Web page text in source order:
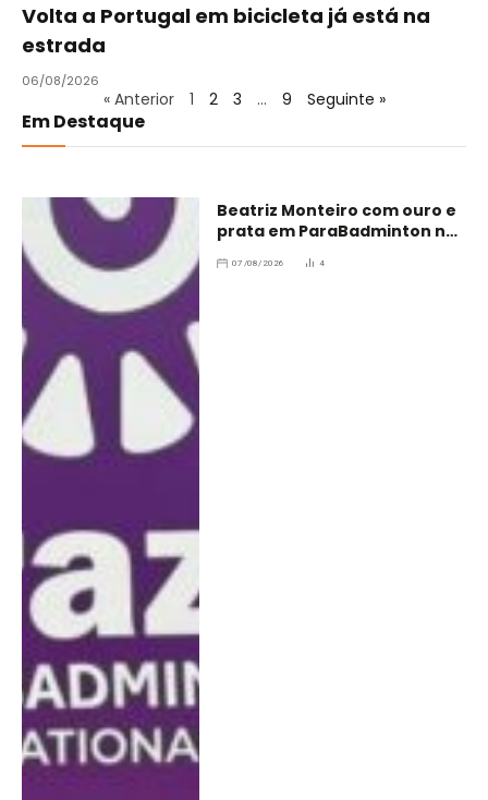
Volta a Portugal em bicicleta já está na
estrada
06/08/2026
« Anterior 1 2 3 … 9 Seguinte »
Em Destaque
Beatriz Monteiro com ouro e
prata em ParaBadminton no
07/08/2026 4